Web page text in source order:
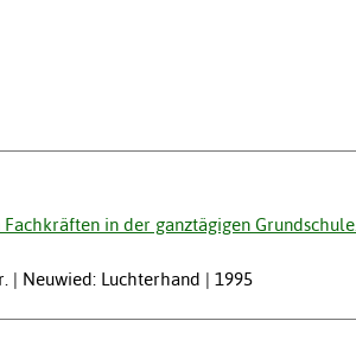
in der ganztägigen Grundschule.
| Neuwied: Luchterhand | 1995